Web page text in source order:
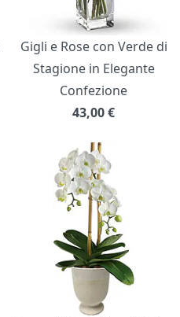
Gigli e Rose con Verde di
Stagione in Elegante
Confezione
43,00€